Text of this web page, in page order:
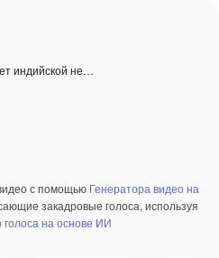
индийской не…
с помощью Генератора видео на
закадровые голоса, используя
голоса на основе ИИ